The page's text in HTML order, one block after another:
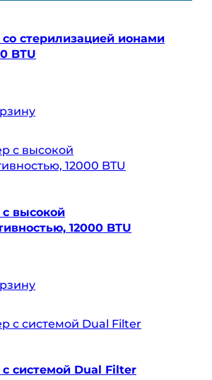
стерилизацией ионами
BTU
высокой
12000 BTU
системой Dual Filter